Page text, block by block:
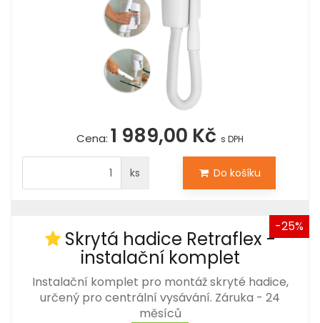
Cena: 1 989,00 Kč s DPH
ks Do košíku
-25%
Skrytá hadice Retraflex -
instalační komplet
Instalační komplet pro montáž skryté hadice,
určený pro centrální vysávání. Záruka - 24
měsíců